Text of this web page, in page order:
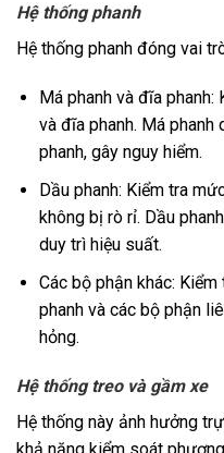
Hệ thống phanh
Hệ thống phanh đóng vai
Má phanh và đĩa
và đĩa phanh. Má phanh
phanh, gây nguy hiểm.
Dầu phanh: Kiểm tra
không bị rò rỉ. Dầu
duy trì hiệu suất.
Các bộ phận khác:
phanh và các bộ phận
hỏng.
Hệ thống treo và gầm xe
Hệ thống này ảnh hưởng